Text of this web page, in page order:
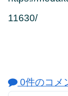
11630/
0件のコメ